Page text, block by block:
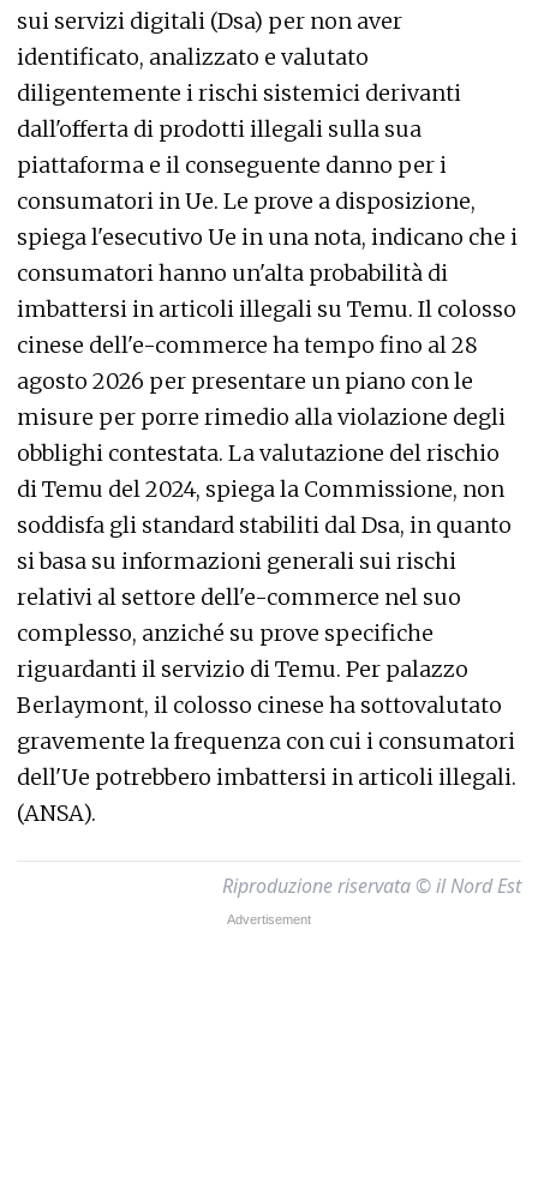
sui servizi digitali (Dsa) per non aver
identificato, analizzato e valutato
diligentemente i rischi sistemici derivanti
dall'offerta di prodotti illegali sulla sua
piattaforma e il conseguente danno per i
consumatori in Ue. Le prove a disposizione,
spiega l'esecutivo Ue in una nota, indicano che i
consumatori hanno un'alta probabilità di
imbattersi in articoli illegali su Temu. Il colosso
cinese dell'e-commerce ha tempo fino al 28
agosto 2026 per presentare un piano con le
misure per porre rimedio alla violazione degli
obblighi contestata. La valutazione del rischio
di Temu del 2024, spiega la Commissione, non
soddisfa gli standard stabiliti dal Dsa, in quanto
si basa su informazioni generali sui rischi
relativi al settore dell'e-commerce nel suo
complesso, anziché su prove specifiche
riguardanti il servizio di Temu. Per palazzo
Berlaymont, il colosso cinese ha sottovalutato
gravemente la frequenza con cui i consumatori
dell'Ue potrebbero imbattersi in articoli illegali.
(ANSA).
Riproduzione riservata © il Nord Est